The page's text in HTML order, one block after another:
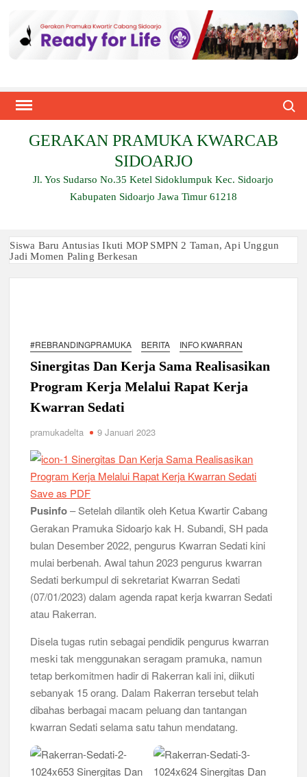
content
GERAKAN PRAMUKA KWARCAB
SIDOARJO
Jl. Yos Sudarso No.35 Ketel Sidoklumpuk Kec. Sidoarjo
Kabupaten Sidoarjo Jawa Timur 61218
Siswa Baru Antusias Ikuti MOP SMPN 2 Taman, Api Unggun
Jadi Momen Paling Berkesan
Relevansi Pemikiran Baden-Powell dalam Pembinaan
Generasi Muda di Era Digital
Semangat “Cerdas, Ceria, Cekatan” Warnai Pesta Siaga
Kwarran Sukodono Tahun 2026
Berkarakter, Berprestasi, Berbudi Luhur : Lomba Tingkat I
Cetak Generasi Tangguh
Pramuka SMKN 1 Jabon Tempa Disiplin dan Kepedulian
Sosial Melalui Jelajah Desa
Gemuruh Semangat di Pangkalan SMP YPM 1 Taman: Saat
Kompetisi Mencetak Karakter dan Merajut Generasi di PSCC
Perkuat Kepemimpinan dan Demokrasi, Kwarran Jabon Gelar
Dianpinsa serta Musppanitera 2026
Bukan Cuma Kemah! Pramuka SMK YPM 3 Taman Adopsi
Sistem Kerja Industri Lewat KPDA
Kwarran Porong Gembleng Penegak Pramuka Lewat Pelatihan
Keprotokoleran
Tumbuhkan Ceria dan Karakter Sejak Dini, 704 Pramuka
Ceria Bersama Pramuka Siaga: Membangun Generasi Tangguh
#REBRANDINGPRAMUKA BERITA INFO KWARRAN
Sinergitas Dan Kerja Sama Realisasikan
Program Kerja Melalui Rapat Kerja
Kwarran Sedati
pramukadelta 9 Januari 2023
Save as PDF
Pusinfo– Setelah dilantik oleh Ketua Kwartir Cabang
Gerakan Pramuka Sidoarjo kak H. Subandi, SH pada
bulan Desember 2022, pengurus Kwarran Sedati kini
mulai berbenah. Awal tahun 2023 pengurus kwarran
Sedati berkumpul di sekretariat Kwarran Sedati
(07/01/2023) dalam agenda rapat kerja kwarran Sedati
atau Rakerran.
Disela tugas rutin sebagai pendidik pengurus kwarran
meski tak menggunakan seragam pramuka, namun
tetap berkomitmen hadir di Rakerran kali ini, diikuti
sebanyak 15 orang. Dalam Rakerran tersebut telah
dibahas berbagai macam peluang dan tantangan
kwarran Sedati selama satu tahun mendatang.